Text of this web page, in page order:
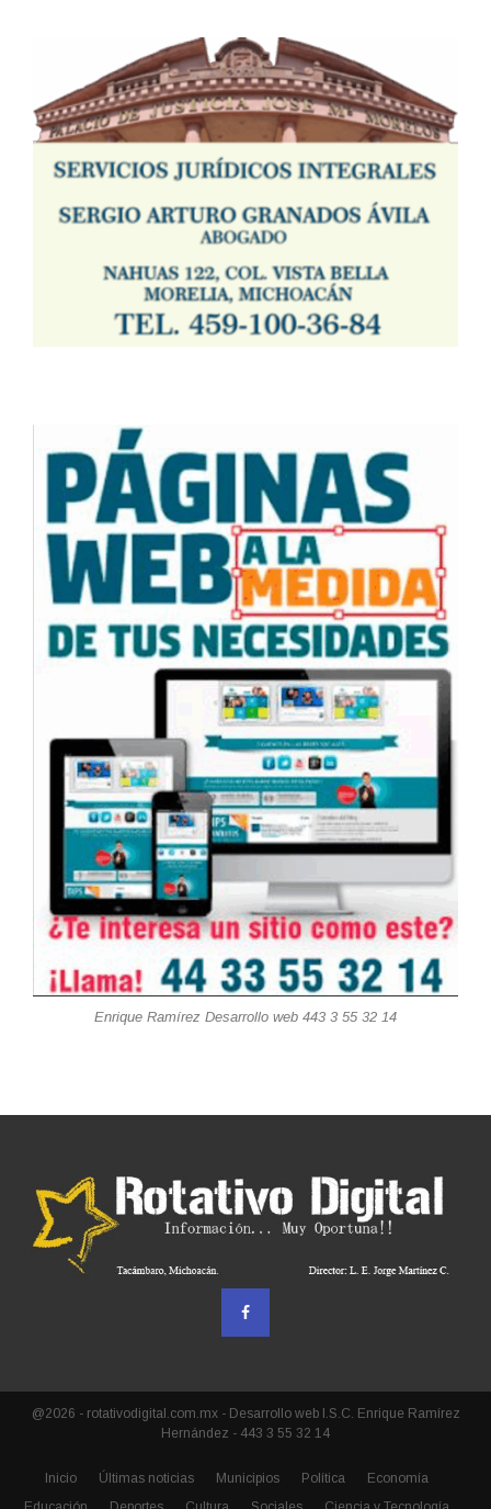
Enrique Ramírez Desarrollo web 443 3 55 32 14
@2026 - rotativodigital.com.mx - Desarrollo web I.S.C. Enrique Ramírez
Hernández - 443 3 55 32 14
Inicio Últimas noticias Municipios Política
Economía